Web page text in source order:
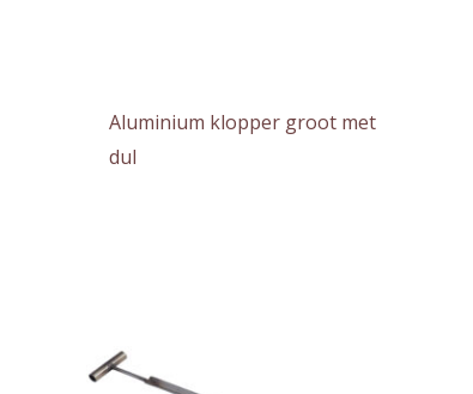
Aluminium klopper groot met
dul